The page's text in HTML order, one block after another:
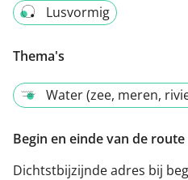
Lusvormig
Thema's
Water (zee, meren,
Begin en einde van de route
Dichtstbijzijnde adres bij